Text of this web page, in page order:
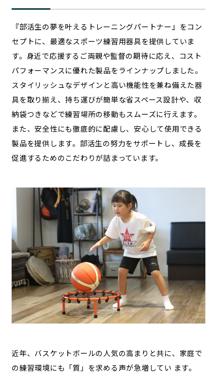
「人」から探す
アンバサダー
お問い合わせ 会社概要
『部活生の夢を叶えるトレーニングパートナー』をコン
セプトに、最適なスポーツ練習用器具を提供していま
す。身近で応援するご両親や監督の期待に応え、コスト
パフォーマンスに優れた製品をラインナップしました。
スタイリッシュなデザインと高い機能性を兼ね備えた器
具を取り揃え、持ち運びが簡単な省スペース設計や、収
納袋つきなどで練習場所の移動もスムーズに行えます。
また、安全性にも徹底的に配慮し、安心して使用できる
製品を提供します。部活生の努力をサポートし、成長を
促進するためのこだわりが詰まっています。
近年、バスケットボールの人気の高まりと共に、家庭で
の練習環境にも「質」を求める声が急増してい ます。